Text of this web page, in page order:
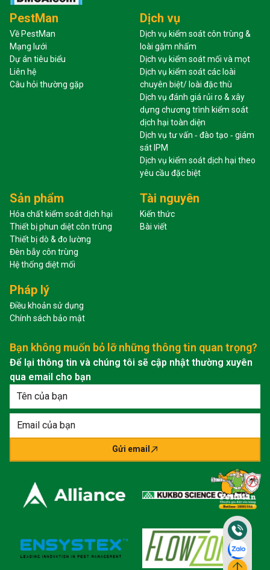
PestMan
Về PestMan
Mạng lưới
Dự án tiêu biểu
Liên hệ
Câu hỏi thường gặp
Dịch vụ
Dịch vụ kiểm soát côn trùng &
loài gặm nhấm
Dịch vụ kiểm soát mối và mọt
Dịch vụ kiểm soát các loài
chuyên biệt/ loài đặc thù
Dịch vụ đánh giá rủi ro & xây
dựng chương trình kiểm soát
dịch hại toàn diện
Dịch vụ tư vấn ‐ đào tạo ‐ giám
sát IPM
Dịch vụ kiểm soát dịch hại theo
yêu cầu đặc biệt
Sản phẩm
Hóa chất kiểm soát dịch hại
Thiết bị phun diệt côn trùng
Thiết bị dò & đo lường
Đèn bẫy côn trùng
Hệ thống diệt mối
Tài nguyên
Kiến thức
Bài viết
Pháp lý
Điều khoản sử dụng
Chính sách bảo mật
Bạn không muốn bỏ lỡ những thông tin quan trọng?
Để lại thông tin và chúng tôi sẽ cập nhật thường xuyên
qua email cho bạn
Gửi email